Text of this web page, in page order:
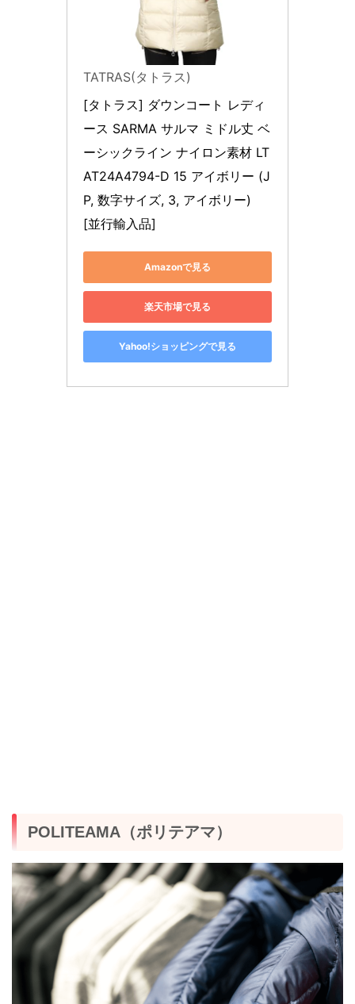
TATRAS(タトラス)
[タトラス] ダウンコート レディ
ース SARMA サルマ ミドル丈 ベ
ーシックライン ナイロン素材 LT
AT24A4794-D 15 アイボリー (J
P, 数字サイズ, 3, アイボリー)
[並行輸入品]
Amazonで見る
楽天市場で見る
Yahoo!ショッピングで見る
POLITEAMA（ポリテアマ）